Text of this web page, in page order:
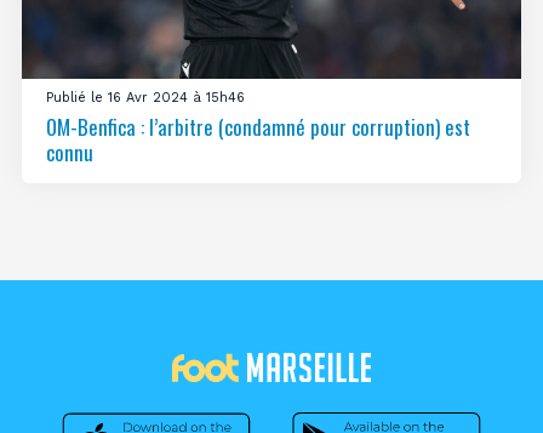
Publié le 16 Avr 2024 à 15h46
OM-Benfica : l’arbitre (condamné pour corruption) est
connu